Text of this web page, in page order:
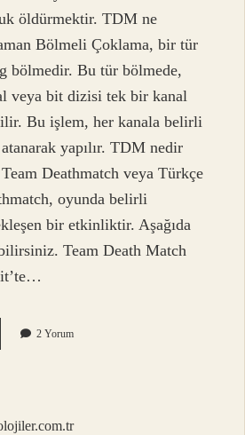
öldürmektir. TDM ne
Bölmeli Çoklama, bir tür
bölmedir. Bu tür bölmede,
veya bit dizisi tek bir kanal
Bu işlem, her kanala belirli
yapılır. TDM nedir
Deathmatch veya Türkçe
oyunda belirli
bir etkinliktir. Aşağıda
Team Death Match
2 Yorum